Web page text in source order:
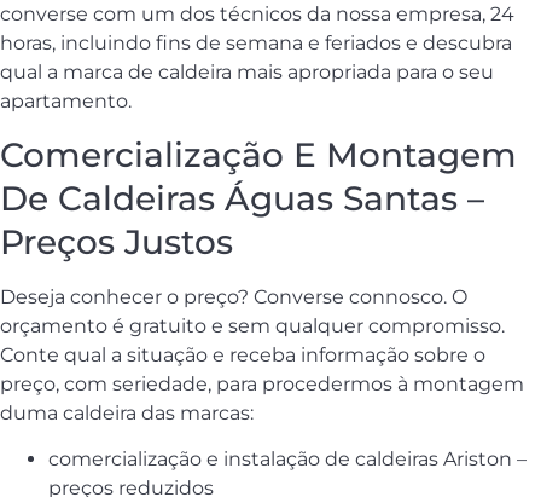
converse com um dos técnicos da nossa empresa, 24
horas, incluindo fins de semana e feriados e descubra
qual a marca de caldeira mais apropriada para o seu
apartamento.
Comercialização E Montagem
De Caldeiras Águas Santas –
Preços Justos
Deseja conhecer o preço? Converse connosco. O
orçamento é gratuito e sem qualquer compromisso.
Conte qual a situação e receba informação sobre o
preço, com seriedade, para procedermos à montagem
duma caldeira das marcas:
comercialização e instalação de caldeiras Ariston –
preços reduzidos